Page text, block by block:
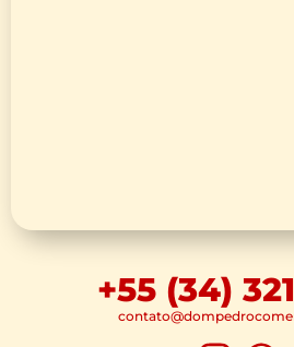
+55 (34)